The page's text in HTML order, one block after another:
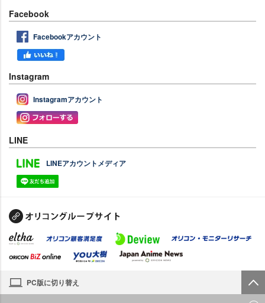
Facebook
Facebookアカウント
Instagram
Instagramアカウント
LINE
LINEアカウントメディア
PC版に切り替え